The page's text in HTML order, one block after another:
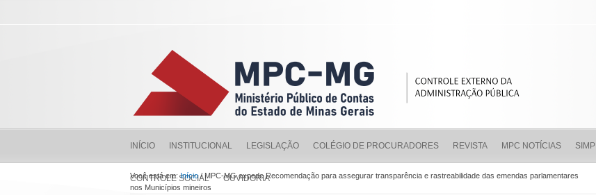
INÍCIO INSTITUCIONAL LEGISLAÇÃO COLÉGIO DE PROCURADORES REVISTA MPC NOTÍCIAS SIMP
CONTROLE SOCIAL OUVIDORIA
Você está em:Início/ MPC-MG expede Recomendação para assegurar transparência e rastreabilidade das emendas parlamentares
nos Municípios mineiros